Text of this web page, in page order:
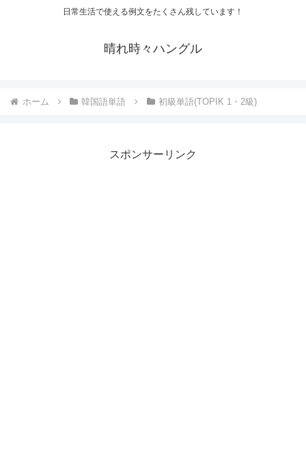
日常生活で使える例文をたくさん残しています！
晴れ時々ハングル
ホーム 韓国語単語 初級単語(TOPIK 1・2級)
スポンサーリンク